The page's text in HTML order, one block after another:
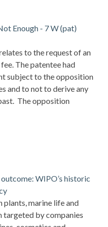
Enough - 7 W (pat)
to the request of an
The patentee had
subject to the opposition
and to not to derive any
The opposition
WIPO’s historic
marine life and
targeted by companies